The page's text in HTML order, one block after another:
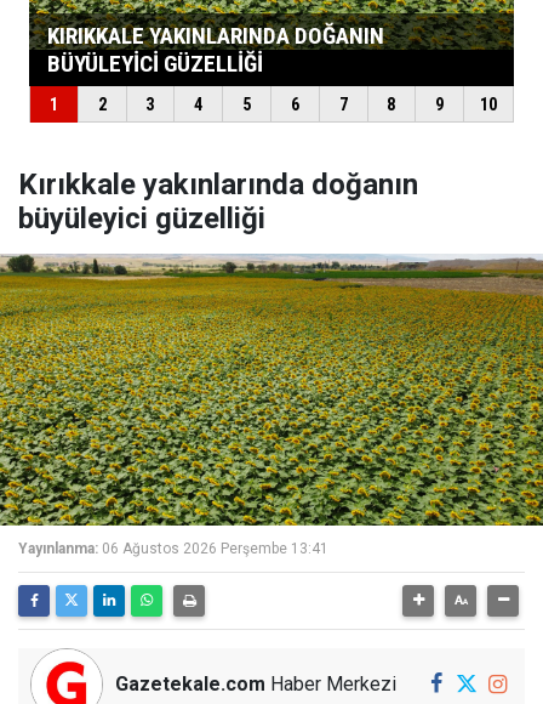
Kırıkkale yakınlarında doğanın
büyüleyici güzelliği
Yayınlanma: 06 Ağustos 2026 Perşembe 13:41
Gazetekale.com Haber Merkezi